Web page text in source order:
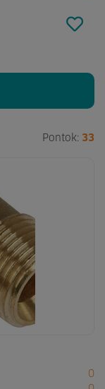
Pontok: 33
0